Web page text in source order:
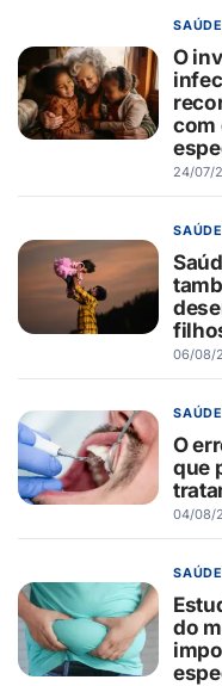
SAÚDE
O
com
24/07/
SAÚDE
06/08/
SAÚDE
O
que
04/08/
SAÚDE
do